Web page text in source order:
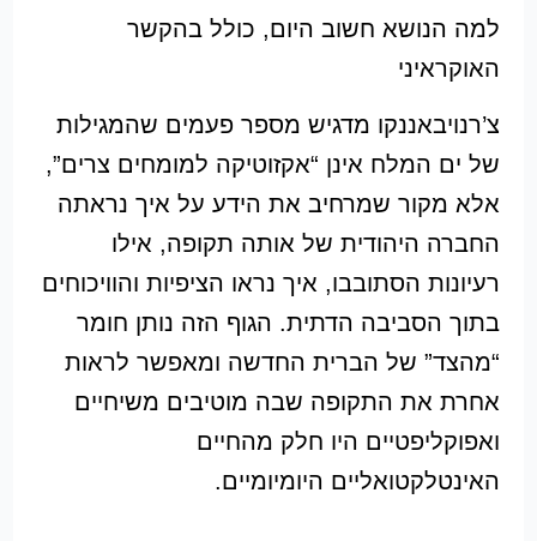
למה הנושא חשוב היום, כולל בהקשר
האוקראיני
צ’רנויבאננקו מדגיש מספר פעמים שהמגילות
של ים המלח אינן “אקזוטיקה למומחים צרים”,
אלא מקור שמרחיב את הידע על איך נראתה
החברה היהודית של אותה תקופה, אילו
רעיונות הסתובבו, איך נראו הציפיות והוויכוחים
בתוך הסביבה הדתית. הגוף הזה נותן חומר
“מהצד” של הברית החדשה ומאפשר לראות
אחרת את התקופה שבה מוטיבים משיחיים
ואפוקליפטיים היו חלק מהחיים
האינטלקטואליים היומיומיים.